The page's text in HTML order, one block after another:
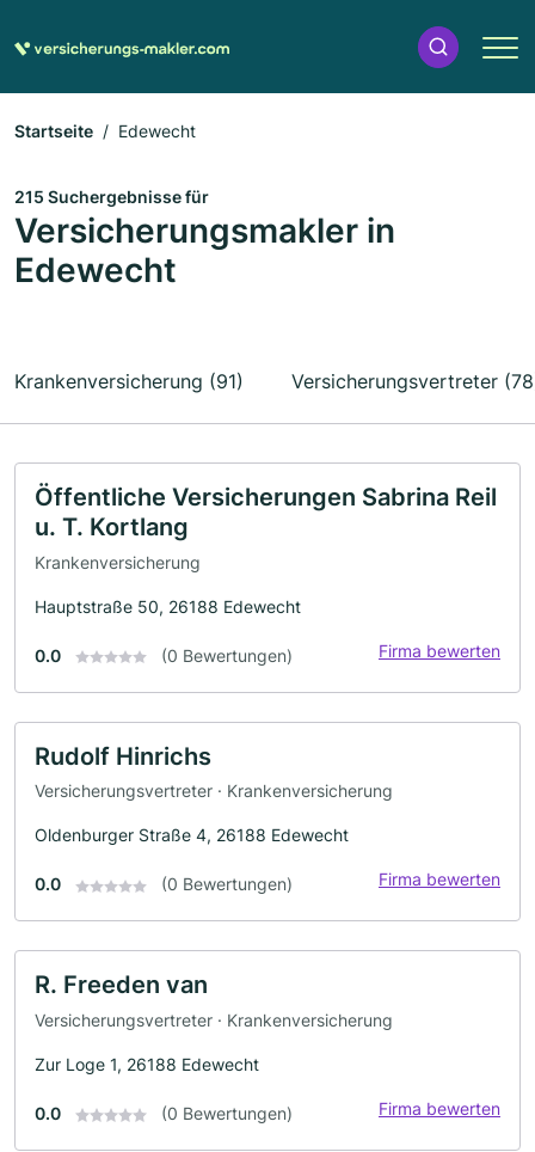
Startseite Edewecht
215 Suchergebnisse für
Versicherungsmakler in
Edewecht
Krankenversicherung (91) Versicherungsvertreter
Öffentliche Versicherungen Sabrina Reil
u. T. Kortlang
Krankenversicherung
Hauptstraße 50, 26188 Edewecht
0.0 (0 Bewertungen) Firma bewerten
Rudolf Hinrichs
Versicherungsvertreter · Krankenversicherung
Oldenburger Straße 4, 26188 Edewecht
0.0 (0 Bewertungen) Firma bewerten
R. Freeden van
Versicherungsvertreter · Krankenversicherung
Zur Loge 1, 26188 Edewecht
0.0 (0 Bewertungen) Firma bewerten